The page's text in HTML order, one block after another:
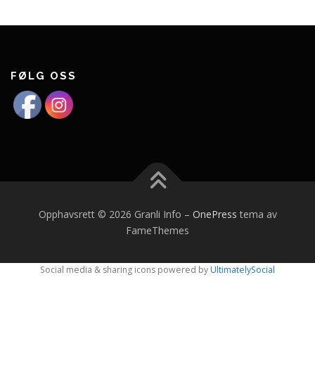
FØLG OSS
Opphavsrett © 2026 Granli Info – OnePress tema av
FameThemes
Social media & sharing icons powered byUltimatelySocial